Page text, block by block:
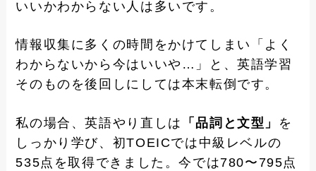
いいかわからない人は多いです。
情報収集に多くの時間をかけてしまい「よく
わからないから今はいいや…」と、英語学習
そのものを後回しにしては本末転倒です。
私の場合、英語やり直しは 「品詞と文型」 を
しっかり学び、初TOEICでは中級レベルの
535点を取得できました。今では780〜795点